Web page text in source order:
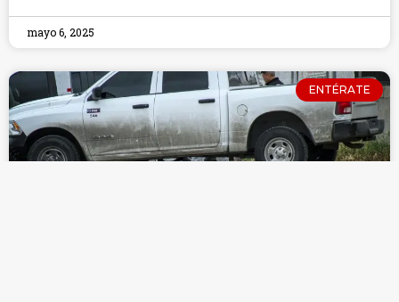
mayo 6, 2025
ENTÉRATE